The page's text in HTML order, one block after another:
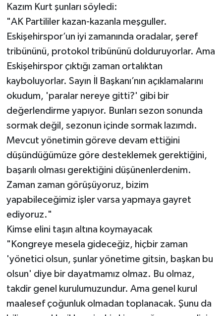
​Kazım Kurt şunları söyledi:
​"AK Partililer kazan-kazanla meşguller.
Eskişehirspor’un iyi zamanında oradalar, şeref
tribününü, protokol tribününü dolduruyorlar. Ama
Eskişehirspor çıktığı zaman ortalıktan
kayboluyorlar. Sayın İl Başkanı’nın açıklamalarını
okudum, 'paralar nereye gitti?' gibi bir
değerlendirme yapıyor. Bunları sezon sonunda
sormak değil, sezonun içinde sormak lazımdı.
Mevcut yönetimin göreve devam ettiğini
düşündüğümüze göre desteklemek gerektiğini,
başarılı olması gerektiğini düşünenlerdenim.
Zaman zaman görüşüyoruz, bizim
yapabileceğimiz işler varsa yapmaya gayret
ediyoruz."
​Kimse elini taşın altına koymayacak
​"Kongreye mesela gideceğiz, hiçbir zaman
'yönetici olsun, şunlar yönetime gitsin, başkan bu
olsun' diye bir dayatmamız olmaz. Bu olmaz,
takdir genel kurulumuzundur. Ama genel kurul
maalesef çoğunluk olmadan toplanacak. Şunu da